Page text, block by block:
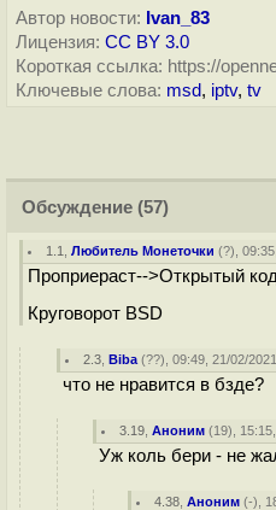
Автор новости: Ivan_83
Лицензия: CC BY 3.0
Короткая ссылка: https://
Ключевые слова: msd, iptv, tv
Обсуждение (57)
1.1 ,Любитель Монеточки (?),
Проприераст-->Открытый
Круговорот BSD
2.3 ,Biba (??), 09:49, 21/02/
что не нравится в бзде?
3.19 ,Аноним (19),
Уж коль бери - не
4.38 ,Аноним (-),